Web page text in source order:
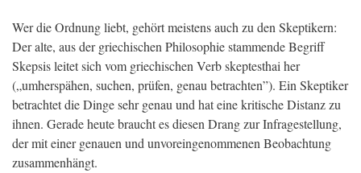
Wer die Ordnung liebt, gehört meistens auch zu den Skeptikern:
Der alte, aus der griechischen Philosophie stammende Begriff
Skepsis leitet sich vom griechischen Verb skeptesthai her
(„umherspähen, suchen, prüfen, genau betrachten”). Ein Skeptiker
betrachtet die Dinge sehr genau und hat eine kritische Distanz zu
ihnen. Gerade heute braucht es diesen Drang zur Infragestellung,
der mit einer genauen und unvoreingenommenen Beobachtung
zusammenhängt.